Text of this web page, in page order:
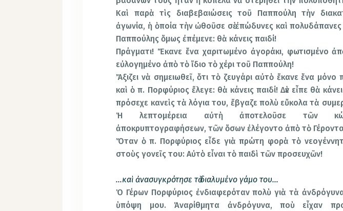
Καὶ παρὰ τὶς διαβεβαιώσεις τοῦ Παππούλη τὴν
ἀγωνία, ἡ ὁποία τὴν ὠθοῦσε σὲ ἐπώδυνες καὶ
Παππούλης ὅμως ἐπέμενε: θὰ κάνεις παιδί!
Πράγματι! Ἔκανε ἕνα χαριτωμένο ἀγοράκι, φωτισμένο
εὐλογημένο ἀπὸ τὸ ἴδιο τὸ χέρι τοῦ Παππούλη!
Ἄξιζει νὰ σημειωθεῖ, ὅτι τὸ ζευγάρι αὐτὸ ἔκανε ἕνα μόνο
καὶ ὁ π. Πορφύριος ἔλεγε: θὰ κάνεις παιδί! Δὲν εἶπε θὰ
πρόσεχε κανεὶς τὰ λόγια του, ἔβγαζε πολὺ εὔκολα τὰ
Ἡ λεπτομέρεια αὐτὴ ἀποτελοῦσε τῶν
ἀποκρυπτογραφήσεων, τῶν ὅσων ἐλέγοντο ἀπὸ τὸ
Ὅταν ὁ π. Πορφύριος εἶδε γιὰ πρώτη φορὰ τὸ
στοὺς γονεῖς του: Αὐτὸ εἶναι τὸ παιδὶ τῶν προσευχῶν!
…καὶ ἀνασυγκρότησε τὸ διαλυμένο γάμο του…
Ὁ Γέρων Πορφύριος ἐνδιαφερόταν πολὺ γιὰ τὰ
ὑπόψη μου. Ἀναρίθμητα ἀνδρόγυνα, ποὺ εἶχαν